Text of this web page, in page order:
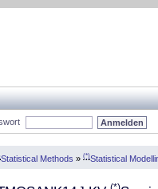
Statistical Methods » (*)Statistical